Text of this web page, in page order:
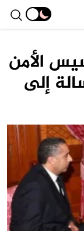
70 لتأسيس الأمن
إلى